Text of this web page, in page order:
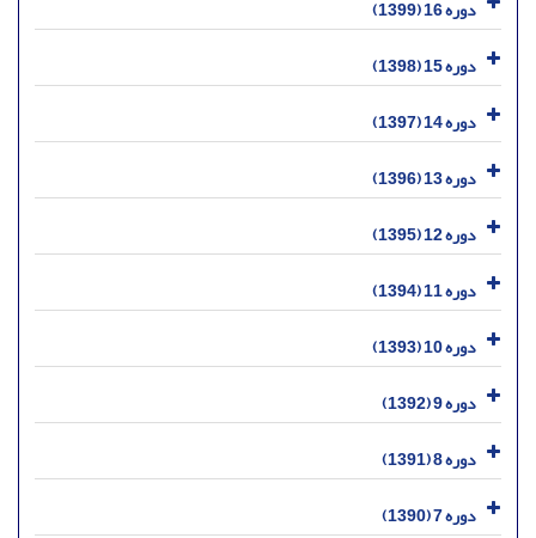
دوره 16 (1399)
دوره 15 (1398)
دوره 14 (1397)
دوره 13 (1396)
دوره 12 (1395)
دوره 11 (1394)
دوره 10 (1393)
دوره 9 (1392)
دوره 8 (1391)
دوره 7 (1390)